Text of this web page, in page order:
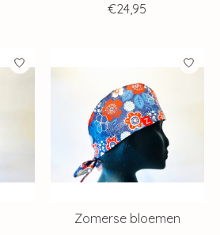
€24,95
Zomerse bloemen